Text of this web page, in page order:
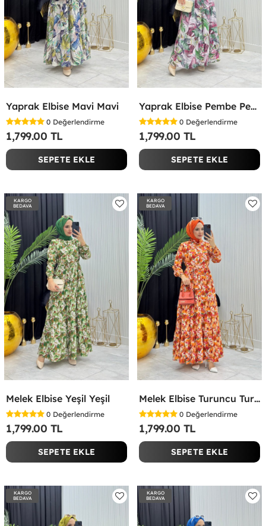
Yaprak Elbise Mavi Mavi
0 Değerlendirme
1,799.00 TL
SEPETE EKLE
Yaprak Elbise Pembe Pembe
0 Değerlendirme
1,799.00 TL
SEPETE EKLE
KARGO
BEDAVA
Melek Elbise Yeşil Yeşil
0 Değerlendirme
1,799.00 TL
SEPETE EKLE
KARGO
BEDAVA
Melek Elbise Turuncu Turuncu
0 Değerlendirme
1,799.00 TL
SEPETE EKLE
KARGO
BEDAVA
KARGO
BEDAVA